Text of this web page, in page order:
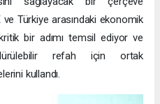
Türkiye arasındaki ekonomik
bir adımı temsil ediyor ve
refah için ortak
kullandı.